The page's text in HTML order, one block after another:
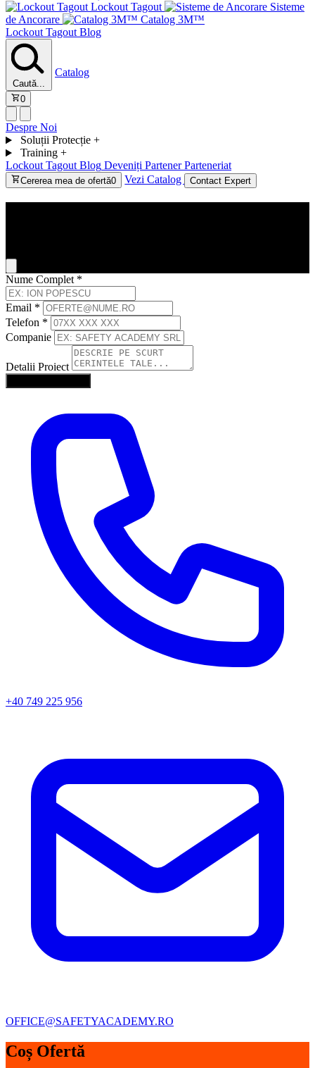
Lockout Tagout
Sisteme
de Ancorare
Catalog 3M™
Lockout Tagout Blog
Caută...
Catalog
0
Despre Noi
Soluții Protecție +
Training +
Lockout Tagout Blog Deveniți Partener Parteneriat
Cererea mea de ofertă0 Vezi Catalog Contact Expert
Nume Complet *
Email *
Telefon *
Companie
Detalii Proiect
+40 749 225 956
OFFICE@SAFETYACADEMY.RO
Coș Ofertă